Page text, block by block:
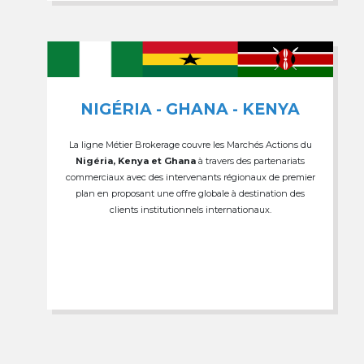
NIGÉRIA - GHANA - KENYA
La ligne Métier Brokerage couvre les Marchés Actions du
Nigéria, Kenya et Ghana à travers des partenariats
commerciaux avec des intervenants régionaux de premier
plan en proposant une offre globale à destination des
clients institutionnels internationaux.